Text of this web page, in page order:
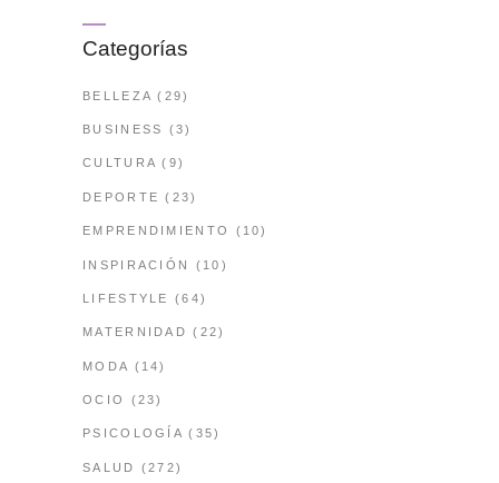
Categorías
BELLEZA (29)
BUSINESS (3)
CULTURA (9)
DEPORTE (23)
EMPRENDIMIENTO (10)
INSPIRACIÓN (10)
LIFESTYLE (64)
MATERNIDAD (22)
MODA (14)
OCIO (23)
PSICOLOGÍA (35)
SALUD (272)